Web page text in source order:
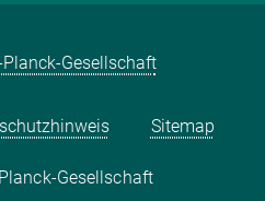
Gesellschaft
Sitemap
Gesellschaft